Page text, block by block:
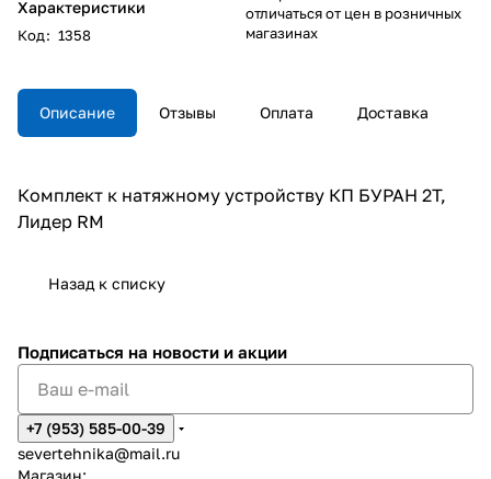
Характеристики
Код: 1358
отличаться от цен в розничных
магазинах
Описание Отзывы Оплата Доставка
Комплект к натяжному устройству КП БУРАН 2Т,
Лидер RM
Назад к списку
Подписаться на новости и акции
+7 (953) 585-00-39
severtehnika@mail.ru
Магазин: